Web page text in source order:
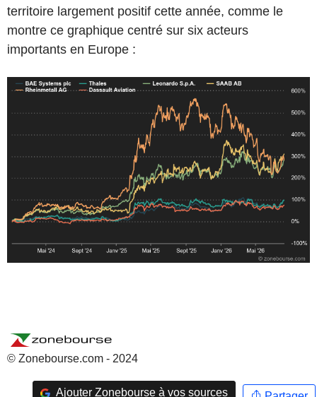
territoire largement positif cette année, comme le
montre ce graphique centré sur six acteurs
importants en Europe :
© Zonebourse.com - 2024
Ajouter Zonebourse à vos sources